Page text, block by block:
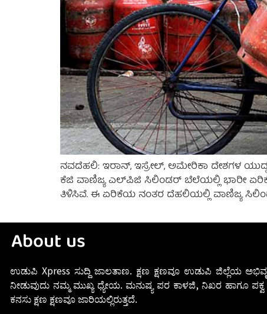
ನವದೆಹಲಿ: ಇರಾನ್, ಇಸ್ರೇಲ್, ಅಮೇರಿಕಾ ದೇಶಗಳ
ಕೆಜಿ ವಾಣಿಜ್ಯ ಎಲ್‌ಪಿಜಿ ಸಿಲಿಂಡರ್ ಬೆಲೆಯಲ್ಲಿ ಭಾರೀ
ತಿಳಿಸಿವೆ. ಈ ಏರಿಕೆಯ ನಂತರ ದೆಹಲಿಯಲ್ಲಿ ವಾಣಿಜ್ಯ
About us
ಉಡುಪಿ Xpress ಸುದ್ದಿ ಜಾಲತಾಣ. ಕ್ಷಣ ಕ್ಷಣವೂ ಉಡುಪಿ ಜಿಲ್ಲೆಯ
ನೀಡುವುದು ನಮ್ಮ ಮುಖ್ಯ ಧ್ಯೇಯ. ಮನುಷ್ಯ ಪರ ಕಾಳಜಿ, ನಿಖರ ಹಾಗೂ
ಕನಸು ಕ್ಷಣ ಕ್ಷಣವೂ ಜಾರಿಯಲ್ಲಿರುತ್ತದೆ.